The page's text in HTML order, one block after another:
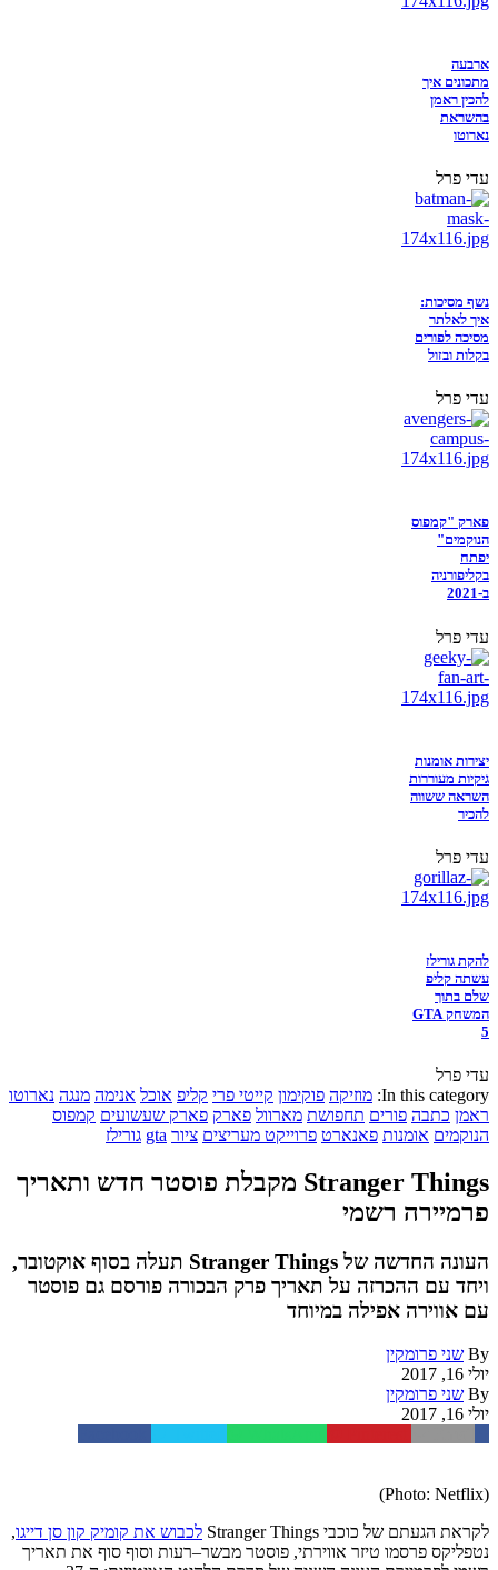
ארבעה
מתכונים איך
להכין ראמן
בהשראת
נארוטו
עדי פרל
נשף מסיכות:
איך לאלתר
מסיכה לפורים
בקלות ובזול
עדי פרל
פארק "קמפוס
הנוקמים"
יפתח
בקליפורניה
ב-2021
עדי פרל
יצירות אומנות
גיקיות מעוררות
השראה ששווה
להכיר
עדי פרל
להקת גורילז
עשתה קליפ
שלם בתוך
המשחק GTA
5
עדי פרל
In this category: מוזיקה פוקימון קייטי פרי קליפ אוכל אנימה מנגה נארוטו
ראמן כתבה פורים תחפושת מארוול פארק פארק שעשועים קמפוס
הנוקמים אומנות פאנארט פרוייקט מעריצים ציור gta גורילז
Stranger Things מקבלת פוסטר חדש ותאריך
פרמיירה רשמי
העונה החדשה של Stranger Things תעלה בסוף אוקטובר,
ויחד עם ההכרזה על תאריך פרק הבכורה פורסם גם פוסטר
עם אווירה אפילה במיוחד
By שני פרומקין
יולי 16, 2017
By שני פרומקין
יולי 16, 2017
(Photo: Netflix)
לקראת הגעתם של כוכבי לכבוש את קומיק קון סן דייגו,
נטפליקס פרסמו טיזר אווירתי, פוסטר מבשר–רעות וסוף סוף את תאריך